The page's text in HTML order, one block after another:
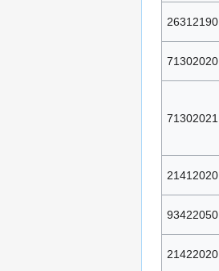
26312190
71302020
71302021
21412020
93422050
21422020